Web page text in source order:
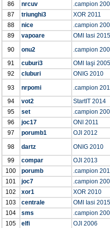
86
nrcuv
.campion
87
triunghi3
XOR 2011
88
nice
.campion
89
vapoare
OMI Iasi 2015
90
onu2
.campion
91
cuburi3
OMI Iaşi 2005
92
cluburi
ONIG 2010
93
nrpomi
.campion
94
vot2
StartIT 2014
95
set
.campion
96
joc17
ONI 2011
97
porumb1
OJI 2012
98
dartz
ONIG 2010
99
compar
OJI 2013
100
porumb
.campion
101
joc7
.campion
102
xor1
XOR 2010
103
centrale
OMI Iasi 2015
104
sms
.campion
105
elfi
OJI 2006